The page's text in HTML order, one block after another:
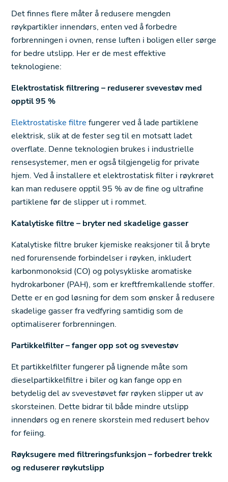
Det finnes flere måter å redusere mengden
røykpartikler innendørs, enten ved å forbedre
forbrenningen i ovnen, rense luften i boligen eller sørge
for bedre utslipp. Her er de mest effektive
teknologiene:
Elektrostatisk filtrering – reduserer svevestøv med
opptil 95 %
Elektrostatiske filtre fungerer ved å lade partiklene
elektrisk, slik at de fester seg til en motsatt ladet
overflate. Denne teknologien brukes i industrielle
rensesystemer, men er også tilgjengelig for private
hjem. Ved å installere et elektrostatisk filter i røykrøret
kan man redusere opptil 95 % av de fine og ultrafine
partiklene før de slipper ut i rommet.
Katalytiske filtre – bryter ned skadelige gasser
Katalytiske filtre bruker kjemiske reaksjoner til å bryte
ned forurensende forbindelser i røyken, inkludert
karbonmonoksid (CO) og polysykliske aromatiske
hydrokarboner (PAH), som er kreftfremkallende stoffer.
Dette er en god løsning for dem som ønsker å redusere
skadelige gasser fra vedfyring samtidig som de
optimaliserer forbrenningen.
Partikkelfilter – fanger opp sot og svevestøv
Et partikkelfilter fungerer på lignende måte som
dieselpartikkelfiltre i biler og kan fange opp en
betydelig del av svevestøvet før røyken slipper ut av
skorsteinen. Dette bidrar til både mindre utslipp
innendørs og en renere skorstein med redusert behov
for feiing.
Røyksugere med filtreringsfunksjon – forbedrer trekk
og reduserer røykutslipp